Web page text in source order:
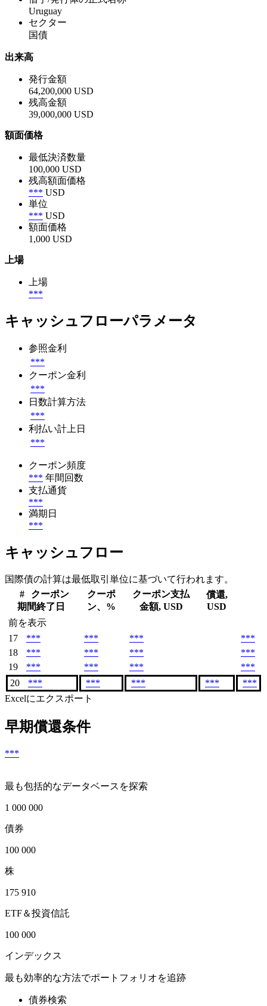
Uruguay
セクター
国債
出来高
発行金額
64,200,000 USD
残高金額
39,000,000 USD
額面価格
最低決済数量
100,000 USD
残高額面価格
*** USD
単位
*** USD
額面価格
1,000 USD
上場
上場
***
キャッシュフローパラメータ
参照金利
***
クーポン金利
***
日数計算方法
***
利払い計上日
***
クーポン頻度
*** 年間回数
支払通貨
***
満期日
***
キャッシュフロー
国際債の計算は最低取引単位に基づいて行われます。
#
クーポン
期間終了日
クーポ
ン、%
クーポン支払
金額, USD
償還,
USD
前を表示
17
*** *** ***
***
18
*** *** ***
***
19
*** *** ***
***
20
*** *** *** ***
***
Excelにエクスポート
早期償還条件
***
最も包括的なデータベースを探索
1 000 000
債券
100 000
株
175 910
ETF＆投資信託
100 000
インデックス
最も効率的な方法でポートフォリオを追跡
債券検索